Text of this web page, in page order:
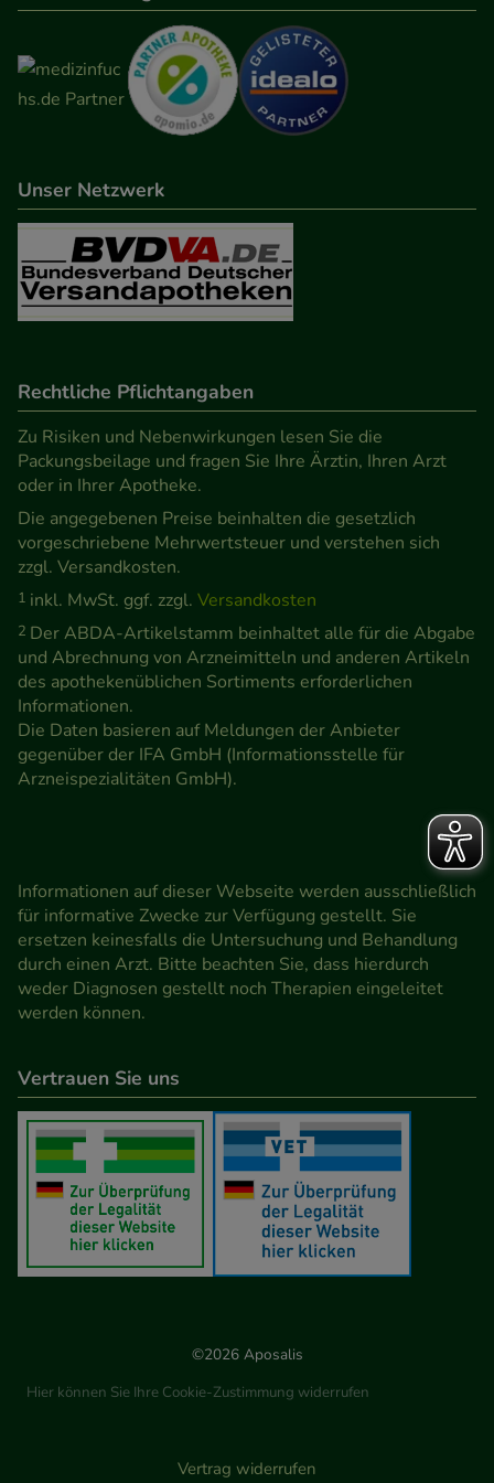
Werbung auf Drittseiten möglichst relevant für Sie
zu gestalten. Bitte beachten Sie, dass Daten hierfür
teilweise an Dritte wie z.B. Google oder soziale
Medien übertragen werden.
Unser Netzwerk
Rechtliche Pflichtangaben
Zu Risiken und Nebenwirkungen lesen Sie die
Packungsbeilage und fragen Sie Ihre Ärztin, Ihren Arzt
oder in Ihrer Apotheke.
Die angegebenen Preise beinhalten die gesetzlich
vorgeschriebene Mehrwertsteuer und verstehen sich
zzgl. Versandkosten.
1 inkl. MwSt. ggf. zzgl. Versandkosten
2 Der ABDA-Artikelstamm beinhaltet alle für die Abgabe
und Abrechnung von Arzneimitteln und anderen Artikeln
des apothekenüblichen Sortiments erforderlichen
Informationen.
Die Daten basieren auf Meldungen der Anbieter
gegenüber der IFA GmbH (Informationsstelle für
Arzneispezialitäten GmbH).
Informationen auf dieser Webseite werden ausschließlich
für informative Zwecke zur Verfügung gestellt. Sie
ersetzen keinesfalls die Untersuchung und Behandlung
durch einen Arzt. Bitte beachten Sie, dass hierdurch
weder Diagnosen gestellt noch Therapien eingeleitet
werden können.
Vertrauen Sie uns
©2026 Aposalis
Hier können Sie Ihre Cookie-Zustimmung widerrufen
Vertrag widerrufen